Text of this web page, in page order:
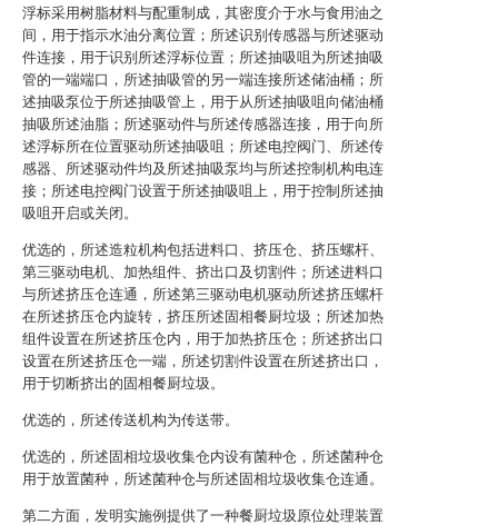
浮标采用树脂材料与配重制成，其密度介于水与食用油之
间，用于指示水油分离位置；所述识别传感器与所述驱动
件连接，用于识别所述浮标位置；所述抽吸咀为所述抽吸
管的一端端口，所述抽吸管的另一端连接所述储油桶；所
述抽吸泵位于所述抽吸管上，用于从所述抽吸咀向储油桶
抽吸所述油脂；所述驱动件与所述传感器连接，用于向所
述浮标所在位置驱动所述抽吸咀；所述电控阀门、所述传
感器、所述驱动件均及所述抽吸泵均与所述控制机构电连
接；所述电控阀门设置于所述抽吸咀上，用于控制所述抽
吸咀开启或关闭。
优选的，所述造粒机构包括进料口、挤压仓、挤压螺杆、
第三驱动电机、加热组件、挤出口及切割件；所述进料口
与所述挤压仓连通，所述第三驱动电机驱动所述挤压螺杆
在所述挤压仓内旋转，挤压所述固相餐厨垃圾；所述加热
组件设置在所述挤压仓内，用于加热挤压仓；所述挤出口
设置在所述挤压仓一端，所述切割件设置在所述挤出口，
用于切断挤出的固相餐厨垃圾。
优选的，所述传送机构为传送带。
优选的，所述固相垃圾收集仓内设有菌种仓，所述菌种仓
用于放置菌种，所述菌种仓与所述固相垃圾收集仓连通。
第二方面，发明实施例提供了一种餐厨垃圾原位处理装置